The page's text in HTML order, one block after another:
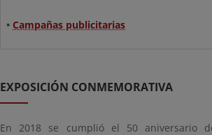
• Campañas publicitarias
EXPOSICIÓN CONMEMORATIVA
En 2018 se cumplió el 50 aniversario